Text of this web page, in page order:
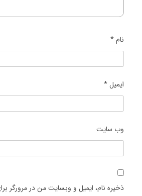
نام*
ایمیل*
وب‌ سایت
ذخیره نام، ایمیل و وبسایت من در مرورگر